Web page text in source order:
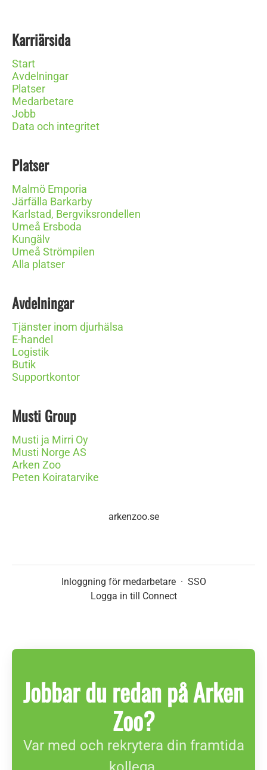
Karriärsida
Start
Avdelningar
Platser
Medarbetare
Jobb
Data och integritet
Platser
Malmö Emporia
Järfälla Barkarby
Karlstad, Bergviksrondellen
Umeå Ersboda
Kungälv
Umeå Strömpilen
Alla platser
Avdelningar
Tjänster inom djurhälsa
E-handel
Logistik
Butik
Supportkontor
Musti Group
Musti ja Mirri Oy
Musti Norge AS
Arken Zoo
Peten Koiratarvike
arkenzoo.se
Inloggning för medarbetare · SSO
Logga in till Connect
Jobbar du redan på Arken
Zoo?
Var med och rekrytera din framtida